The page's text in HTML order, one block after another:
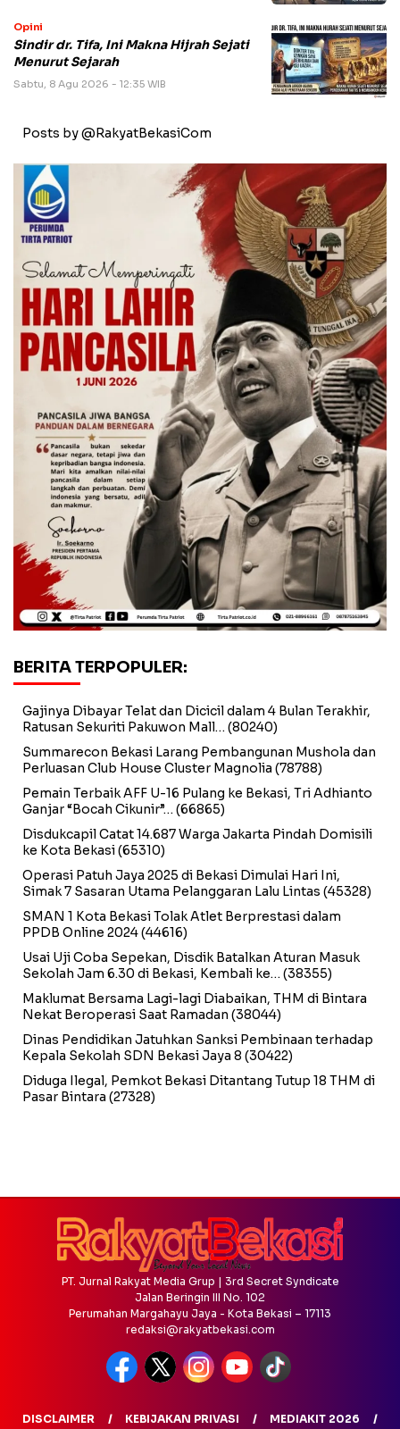
Opini
Sindir dr. Tifa, Ini Makna Hijrah Sejati
Menurut Sejarah
Sabtu, 8 Agu 2026 - 12:35 WIB
Posts by @RakyatBekasiCom
BERITA TERPOPULER:
Gajinya Dibayar Telat dan Dicicil dalam 4 Bulan Terakhir,
Ratusan Sekuriti Pakuwon Mall… (80240)
Summarecon Bekasi Larang Pembangunan Mushola dan
Perluasan Club House Cluster Magnolia (78788)
Pemain Terbaik AFF U-16 Pulang ke Bekasi, Tri Adhianto
Ganjar “Bocah Cikunir”… (66865)
Disdukcapil Catat 14.687 Warga Jakarta Pindah Domisili
ke Kota Bekasi(65310)
Operasi Patuh Jaya 2025 di Bekasi Dimulai Hari Ini,
Simak 7 Sasaran Utama Pelanggaran Lalu Lintas (45328)
SMAN 1 Kota Bekasi Tolak Atlet Berprestasi dalam
PPDB Online 2024(44616)
Usai Uji Coba Sepekan, Disdik Batalkan Aturan Masuk
Sekolah Jam 6.30 di Bekasi, Kembali ke… (38355)
Maklumat Bersama Lagi-lagi Diabaikan, THM di Bintara
Nekat Beroperasi Saat Ramadan (38044)
Dinas Pendidikan Jatuhkan Sanksi Pembinaan terhadap
Kepala Sekolah SDN Bekasi Jaya 8 (30422)
Diduga Ilegal, Pemkot Bekasi Ditantang Tutup 18 THM di
Pasar Bintara (27328)
PT. Jurnal Rakyat Media Grup | 3rd Secret Syndicate
Jalan Beringin III No. 102
Perumahan Margahayu Jaya - Kota Bekasi – 17113
redaksi@rakyatbekasi.com
DISCLAIMER KEBIJAKAN PRIVASI MEDIAKIT 2026